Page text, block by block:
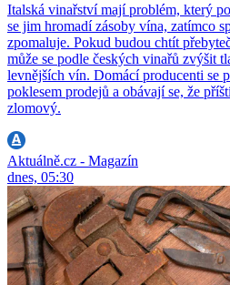
Italská vinařství mají problém, který
se jim hromadí zásoby vína, zatímco
zpomaluje. Pokud budou chtít
může se podle českých vinařů zvýšit
levnějších vín. Domácí producenti se
poklesem prodejů a obávají se, že
zlomový.
Aktuálně.cz - Magazín
dnes, 05:30